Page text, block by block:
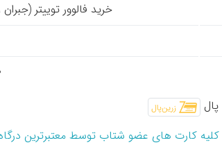
خرید فالوور توییتر (جبران ریزش
کارت های عضو شتاب توسط معتبرترین